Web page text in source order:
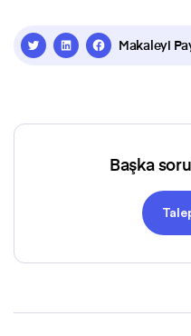
Makaleyi
Başka